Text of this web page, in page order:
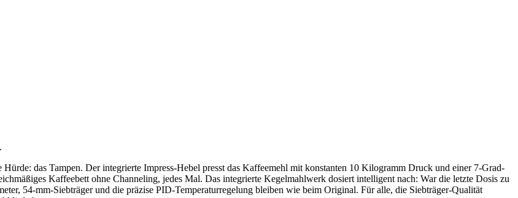
das Tampen. Der integrierte Impress-Hebel presst das Kaffeemehl mit konstanten 10 Kilogramm Druck und einer 7-Grad-
Kaffeebett ohne Channeling, jedes Mal. Das integrierte Kegelmahlwerk dosiert intelligent nach: War die letzte Dosis zu
54-mm-Siebträger und die präzise PID-Temperaturregelung bleiben wie beim Original. Für alle, die Siebträger-Qualität